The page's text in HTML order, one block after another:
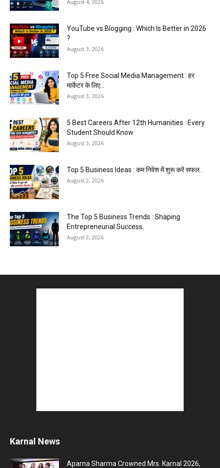
August 4, 2026
YouTube vs Blogging : Which Is Better in 2026
?
August 3, 2026
Top 5 Free Social Media Management : हर
मार्केटर के लिए...
August 3, 2026
5 Best Careers After 12th Humanities : Every
Student Should Know
August 3, 2026
Top 5 Business Ideas : कम निवेश में शुरू करें सफल...
August 2, 2026
The Top 5 Business Trends : Shaping
Entrepreneurial Success.
August 2, 2026
Karnal News
Aparna Sharma Crowned Mrs. Karnal 2026,